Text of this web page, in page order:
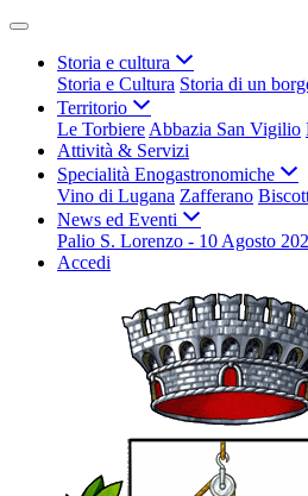
Storia e cultura
Storia e Cultura Storia di un
Territorio
Le Torbiere Abbazia San Vigilio
Attività & Servizi
Specialità Enogastronomiche
Vino di Lugana Zafferano
News ed Eventi
Palio S. Lorenzo - 10 Agosto
Accedi